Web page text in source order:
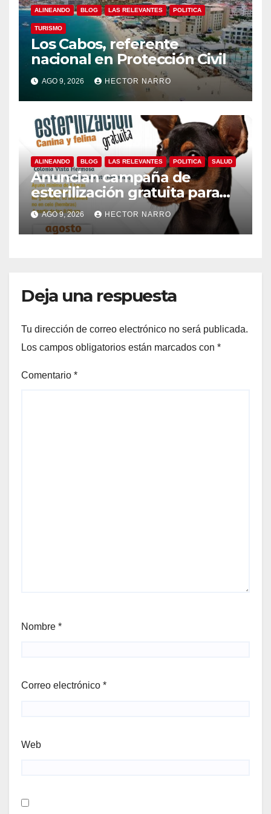
ALINEANDO BLOG LAS RELEVANTES POLITICA
TURISMO
Los Cabos, referente
nacional en Protección Civil
AGO 9, 2026 HECTOR NARRO
ALINEANDO BLOG LAS RELEVANTES POLITICA SALUD
Anuncian campaña de
esterilización gratuita para
perros y gatos en San José
del Cabo
AGO 9, 2026 HECTOR NARRO
Deja una respuesta
Tu dirección de correo electrónico no será publicada.
Los campos obligatorios están marcados con *
Comentario *
Nombre *
Correo electrónico *
Web